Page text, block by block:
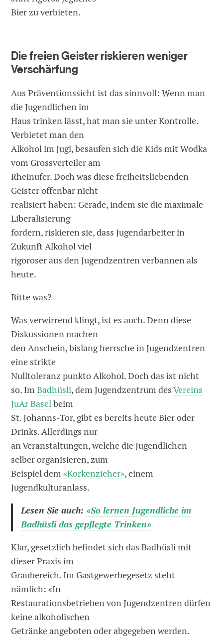
Bier zu verbieten.
Die freien Geister riskieren weniger
Verschärfung
Aus Präventionssicht ist das sinnvoll: Wenn man
die Jugendlichen im
Haus trinken lässt, hat man sie unter Kontrolle.
Verbietet man den
Alkohol im Jugi, besaufen sich die Kids mit Wodka
vom Grossverteiler am
Rheinufer. Doch was diese freiheitsliebenden
Geister offenbar nicht
realisiert haben: Gerade, indem sie die maximale
Liberalisierung
fordern, riskieren sie, dass Jugendarbeiter in
Zukunft Alkohol viel
rigoroser aus den Jugendzentren verbannen als
heute.
Bitte was?
Was verwirrend klingt, ist es auch. Denn diese
Diskussionen machen
den Anschein, bislang herrsche in Jugendzentren
eine strikte
Nulltoleranz punkto Alkohol. Doch das ist nicht
so. ImBadhüsli, dem Jugendzentrum desVereins
JuAr Basel beim
St. Johanns-Tor, gibt es bereits heute Bier oder
Drinks. Allerdings nur
an Veranstaltungen, welche die Jugendlichen
selber organisieren, zum
Beispiel dem«Korkenzieher», einem
Jugendkulturanlass.
Lesen Sie auch: «So lernen Jugendliche im
Badhüsli das gepflegte Trinken»
Klar, gesetzlich befindet sich das Badhüsli mit
dieser Praxis im
Graubereich. Im Gastgewerbegesetz steht
nämlich: «In
Restaurationsbetrieben von Jugendzentren dürfen
keine alkoholischen
Getränke angeboten oder abgegeben werden.